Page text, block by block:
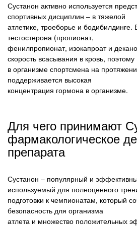
Сустанон активно используется
спортивных дисциплин – в тяжелой
атлетике, троеборье и
тестостерона (пропионат,
фенилпропионат, изокапроат и
скорость всасывания в кровь, поэтому
в организме спортсмена на
поддерживается высокая
концентрация гормона в организме.
Для чего принимают
фармакологическое
препарата
Сустанон – популярный и
используемый для полноценного
подготовки к чемпионатам, который
безопасность для организма
атлета и множество положительных